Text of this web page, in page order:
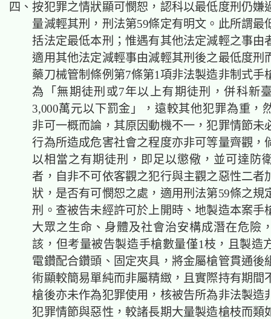
四、按犯罪之情狀顯可憫恕，認科以最低度刑仍嫌
量減輕其刑，刑法第59條定有明文。此所謂最
括法定最低本刑；惟遇有其他法定減輕之事由
適用其他法定減輕事由減輕其刑後之最低度刑
藥刀械管制條例第7條第1項非法製造非制式手
為「無期徒刑或7年以上有期徒刑，併科新
3,000萬元以下罰金」，遠較其他犯罪為重，
非可一概而論，其原因動機不一，犯罪情節未
行為所造成危害社會之程度亦非可等量齊觀，
以相當之有期徒刑，即足以懲儆，並可達防
者，自非不可依客觀之犯行與主觀之惡性二者
狀，是否有可憫恕之處，適用刑法第59條之規
刑。查被告未經許可於上開時、地製造本案手
大眾之生命、身體及社會治安構成潛在危險
該，但考量被告製造手槍數量僅1枝，且製造
電鑽配合鑽頭、固定夾具，將金屬槍管貫通後
術顯較簡易單純而非屬精緻，且實際持有期間
槍後亦未作為犯罪使用，核被告所為非法製造
犯罪情節與惡性，較諸長期大量製造槍枝而類